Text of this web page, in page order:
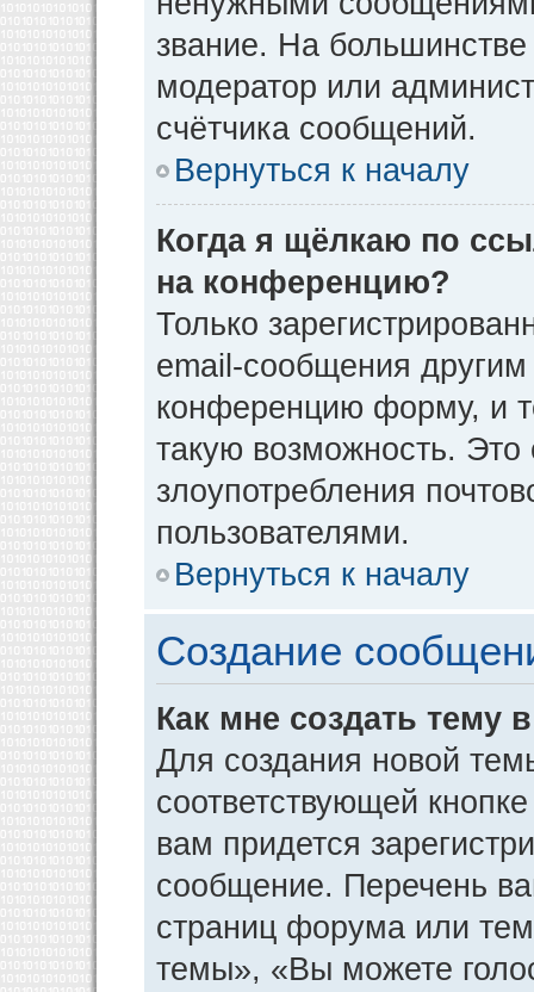
звание. На
модератор или
счётчика сообщений.
Вернуться к началу
Когда я щёлкаю по
на конференцию?
Только
email-сообщения
конференцию форму, и
такую возможность. Это
злоупотребления
пользователями.
Вернуться к началу
Создание
Как мне создать тему
Для создания новой
соответствующей
вам придется
сообщение. Перечень
страниц форума или
темы», «Вы можете